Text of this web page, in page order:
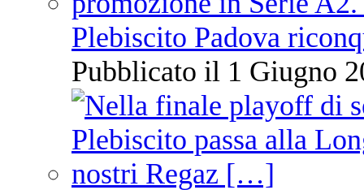
Plebiscito Padova
Pubblicato il 1 Giugno